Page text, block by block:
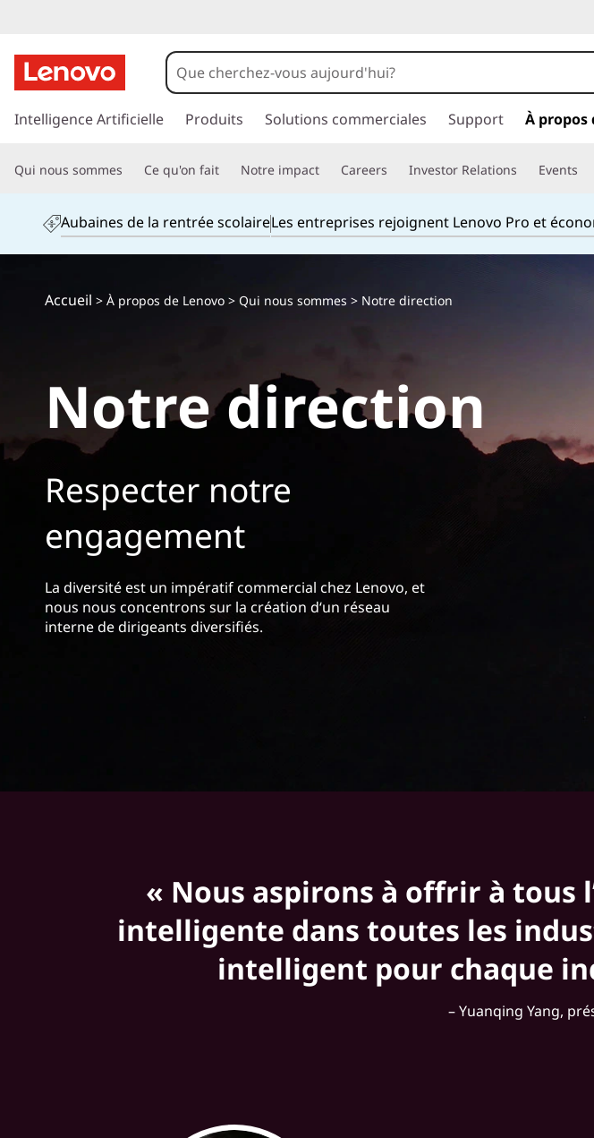
a
e
c
n
Intelligence Artificielle Produits Solutions commerciales Support À propos
Qui nous sommes Ce qu'on fait Notre impact Careers Investor Relations Events
Aubaines de la rentrée scolaireLes entreprises rejoignent Lenovo Pro et
Accueil > À propos de Lenovo > Qui nous sommes > Notre direction
Notre direction
Respecter notre
engagement
La diversité est un impératif commercial chez Lenovo, et
nous nous concentrons sur la création d‘un réseau
interne de dirigeants diversifiés.
« Nous aspirons à offrir à tous
intelligente dans toutes les
intelligent pour chaque
– Yuanqing Yang,